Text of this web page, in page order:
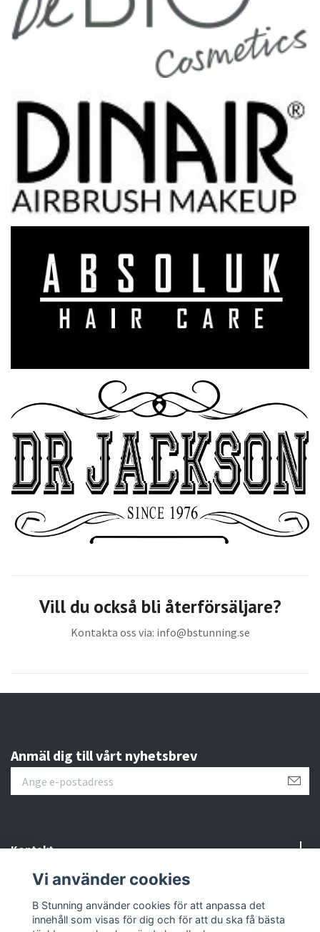
Vill du också bli återförsäljare?
Kontakta oss via: info@bstunning.se
Anmäl dig till vårt nyhetsbrev
Kontakt
Information
Vi använder cookies
B Stunning använder cookies för att anpassa det
innehåll som visas för dig och för att du ska få bästa